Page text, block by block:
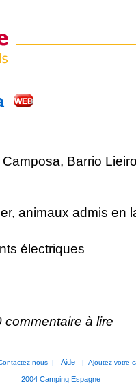
Camposa, Barrio
animaux admis en
électriques
commentaire à lire
nous | Aide |Ajoutez votre
2004 Camping Espagne